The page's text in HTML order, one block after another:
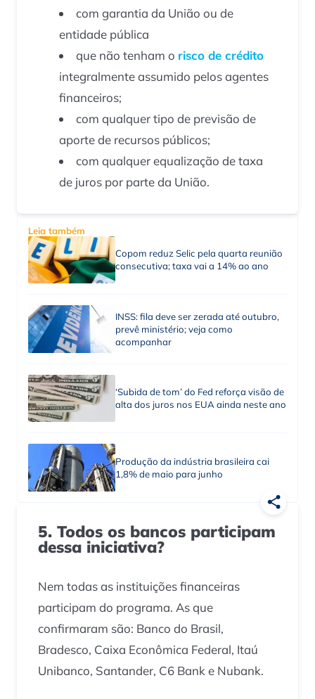
com garantia da União ou de
entidade pública
que não tenham o risco de crédito
integralmente assumido pelos agentes
financeiros;
com qualquer tipo de previsão de
aporte de recursos públicos;
com qualquer equalização de taxa
de juros por parte da União.
Leia também
Copom reduz Selic pela quarta reunião
consecutiva; taxa vai a 14% ao ano
INSS: fila deve ser zerada até outubro,
prevê ministério; veja como
acompanhar
‘Subida de tom’ do Fed reforça visão de
alta dos juros nos EUA ainda neste ano
Produção da indústria brasileira cai
1,8% de maio para junho
5. Todos os bancos participam
dessa iniciativa?
Nem todas as instituições financeiras
participam do programa. As que
confirmaram são: Banco do Brasil,
Bradesco, Caixa Econômica Federal, Itaú
Unibanco, Santander, C6 Bank e Nubank.